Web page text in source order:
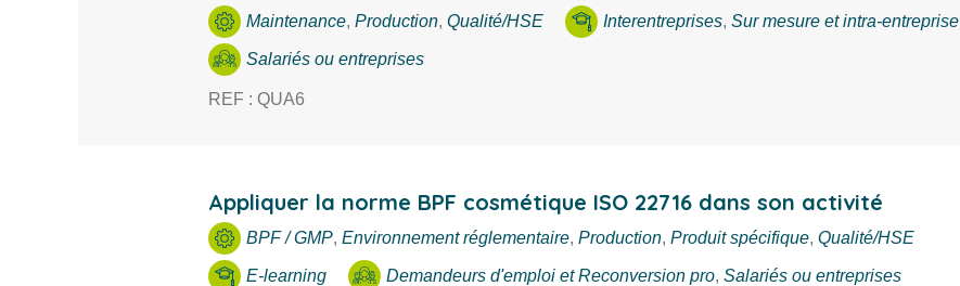
Maintenance, Production, Qualité/HSE Interentreprises, Sur mesure et intra-entreprise
Salariés ou entreprises
REF : QUA6
Appliquer la norme BPF cosmétique ISO 22716 dans son activité
BPF / GMP, Environnement réglementaire, Production, Produit spécifique, Qualité/HSE
E-learning Demandeurs d'emploi et Reconversion pro, Salariés ou entreprises